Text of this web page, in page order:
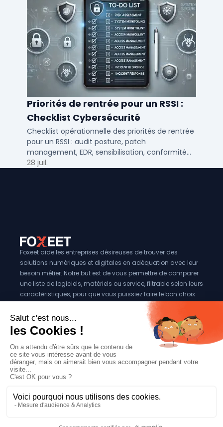
Priorités de rentrée pour un RSSI :
Checklist Cybersécurité
Checklist opérationnelle des priorités de rentrée
pour un RSSI : audit posture, patch
management, EDR, sensibilisation, conformité
NIS2 et plan de continuité.
28 juil.
Foxeet aide les entreprises désireuses de trouver des
solutions numériques et digitales en adéquation avec leur
besoin métier. Notre but est de vous permettre de comparer
une liste de logiciels, matériels ou service, filtrable selon leurs
caractéristiques, pour que vous puissiez faire le bon choix
Vous êtes éditeur?
Se référencer sur Foxeet
Réseaux
Mentions légales